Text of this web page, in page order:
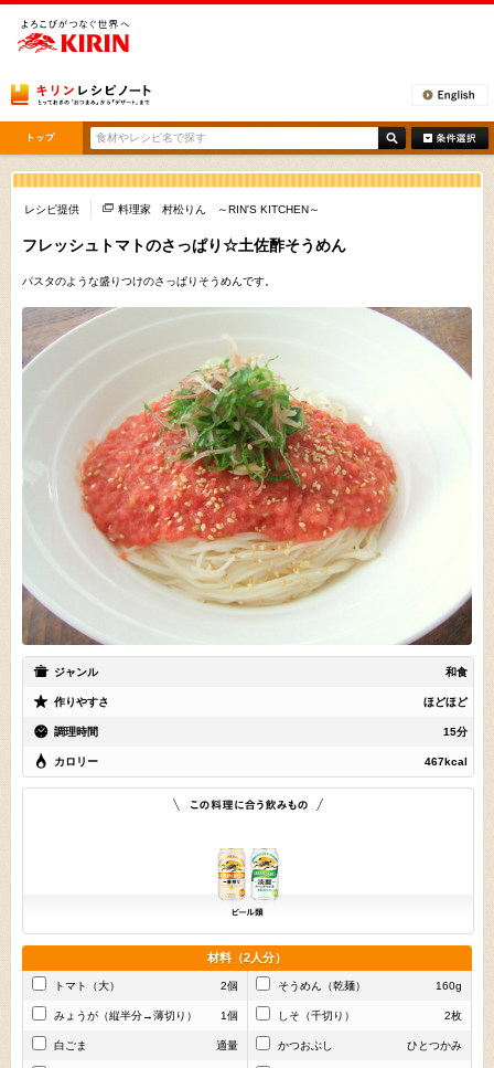
レシピ提供 料理家 村松りん ～RIN'S KITCHEN～
フレッシュトマトのさっぱり☆土佐酢そうめん
パスタのような盛りつけのさっぱりそうめんです。
ジャンル 和食
作りやすさ ほどほど
調理時間 15分
カロリー 467kcal
材料（2人分）
トマト（大） 2個 そうめん（乾麺） 160g
みょうが（縦半分→薄切り） 1個 しそ（千切り） 2枚
白ごま 適量 かつおぶし ひとつかみ